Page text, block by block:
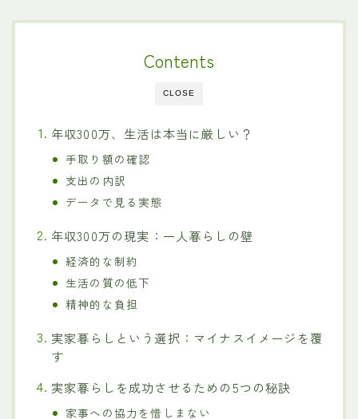
CLOSE
Contents
年収300万、生活は本当に厳しい？
手取り額の確認
支出の内訳
データで見る実態
年収300万の現実：一人暮らしの壁
経済的な制約
生活の質の低下
精神的な負担
実家暮らしという選択：マイナスイメージを覆
す
実家暮らしを成功させるための5つの秘訣
家事への協力を惜しまない